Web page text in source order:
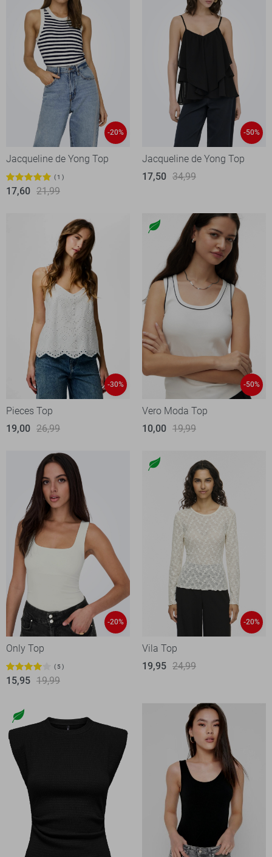
-20%
Jacqueline de Yong Top
1
17,60 21,99
-50%
Jacqueline de Yong Top
17,50 34,99
-30%
Pieces Top
19,00 26,99
-50%
Vero Moda Top
10,00 19,99
-20%
Only Top
5
15,95 19,99
-20%
Vila Top
19,95 24,99